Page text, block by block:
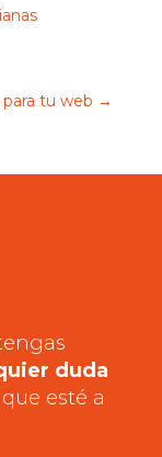
tu web →
duda
esté a